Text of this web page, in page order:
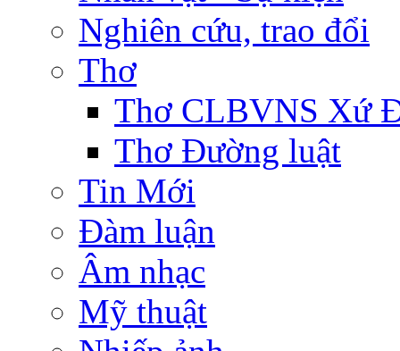
Nghiên cứu, trao đổi
Thơ
Thơ CLBVNS Xứ
Thơ Đường luật
Tin Mới
Đàm luận
Âm nhạc
Mỹ thuật